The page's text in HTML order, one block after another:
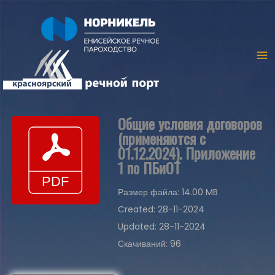
Общие условия договоров
(применяются с
01.12.2024). Приложение
1 по ПБиОТ
Размер файла: 14.00 MB
Created: 28-11-2024
Updated: 28-11-2024
Скачиваний: 96